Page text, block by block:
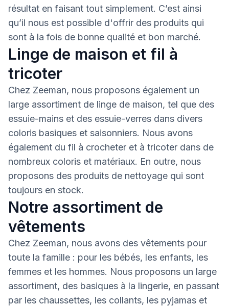
résultat en faisant tout simplement. C’est ainsi
qu’il nous est possible d'offrir des produits qui
sont à la fois de bonne qualité et bon marché.
Linge de maison et fil à
tricoter
Chez Zeeman, nous proposons également un
large assortiment de linge de maison, tel que des
essuie-mains et des essuie-verres dans divers
coloris basiques et saisonniers. Nous avons
également du fil à crocheter et à tricoter dans de
nombreux coloris et matériaux. En outre, nous
proposons des produits de nettoyage qui sont
toujours en stock.
Notre assortiment de
vêtements
Chez Zeeman, nous avons des vêtements pour
toute la famille : pour les bébés, les enfants, les
femmes et les hommes. Nous proposons un large
assortiment, des basiques à la lingerie, en passant
par les chaussettes, les collants, les pyjamas et